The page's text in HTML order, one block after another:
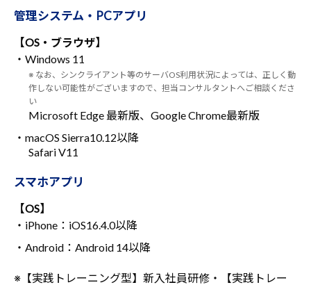
管理システム・PCアプリ
【OS・ブラウザ】
・Windows 11
※ なお、シンクライアント等のサーバOS利用状況によっては、正しく動
作しない可能性がございますので、担当コンサルタントへご相談くださ
い
Microsoft Edge 最新版、Google Chrome最新版
・macOS Sierra10.12以降
Safari V11
スマホアプリ
【OS】
・iPhone：iOS16.4.0以降
・Android：Android 14以降
※【実践トレーニング型】新入社員研修・【実践トレー